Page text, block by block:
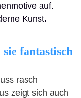
auf.
Kunst.
fantastisch
rasch
zeigt sich auch